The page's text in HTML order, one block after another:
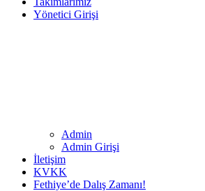
Yönetici Girişi
Admin
Admin Girişi
İletişim
KVKK
Fethiye’de Dalış Zamanı!